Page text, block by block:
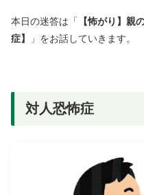
本日の迷答は「
【怖がり】親
症】
」をお話していきます。
対人恐怖症